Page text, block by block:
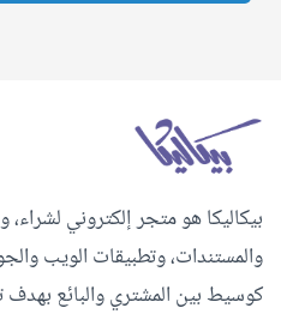
بيكاليكا هو متجر إلكتروني لشراء،
والمستندات، وتطبيقات الويب
كوسيط بين المشتري والبائع بهدف